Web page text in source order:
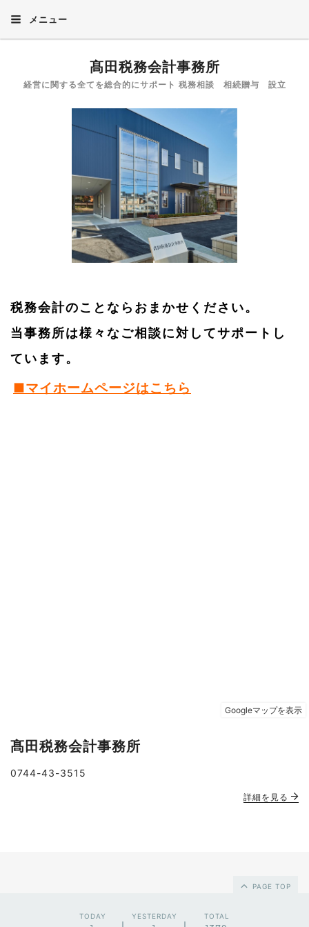
メニュー
髙田税務会計事務所
経営に関する全てを総合的にサポート 税務相談 相続贈与 設立
税務会計のことならおまかせください。
当事務所は様々なご相談に対してサポートし
ています。
■マイホームページはこちら
髙田税務会計事務所
0744-43-3515
詳細を見る
PAGE TOP
TODAY YESTERDAY TOTAL